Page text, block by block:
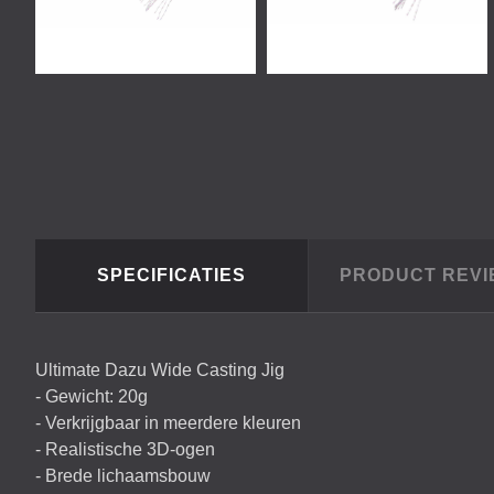
SPECIFICATIES PRODUCT
Ultimate Dazu Wide Casting Jig
- Gewicht: 20g
- Verkrijgbaar in meerdere kleuren
- Realistische 3D-ogen
- Brede lichaamsbouw